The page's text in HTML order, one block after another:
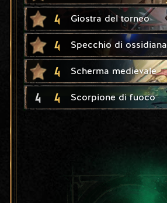
4 Giostra del torneo
4 Specchio di ossidiana
4 Scherma medievale
4 4 Scorpione di fuoco